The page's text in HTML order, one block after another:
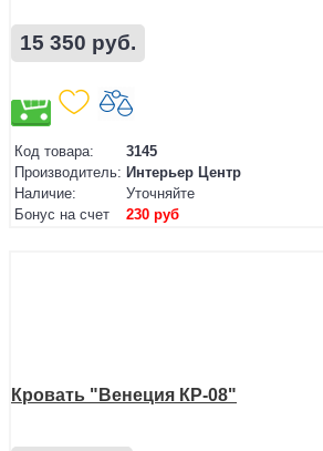
15 350 руб.
Код товара:
3145
Производитель: Интерьер Центр
Наличие:
Уточняйте
Бонус на счет
230 руб
Кровать "Венеция КР-08"